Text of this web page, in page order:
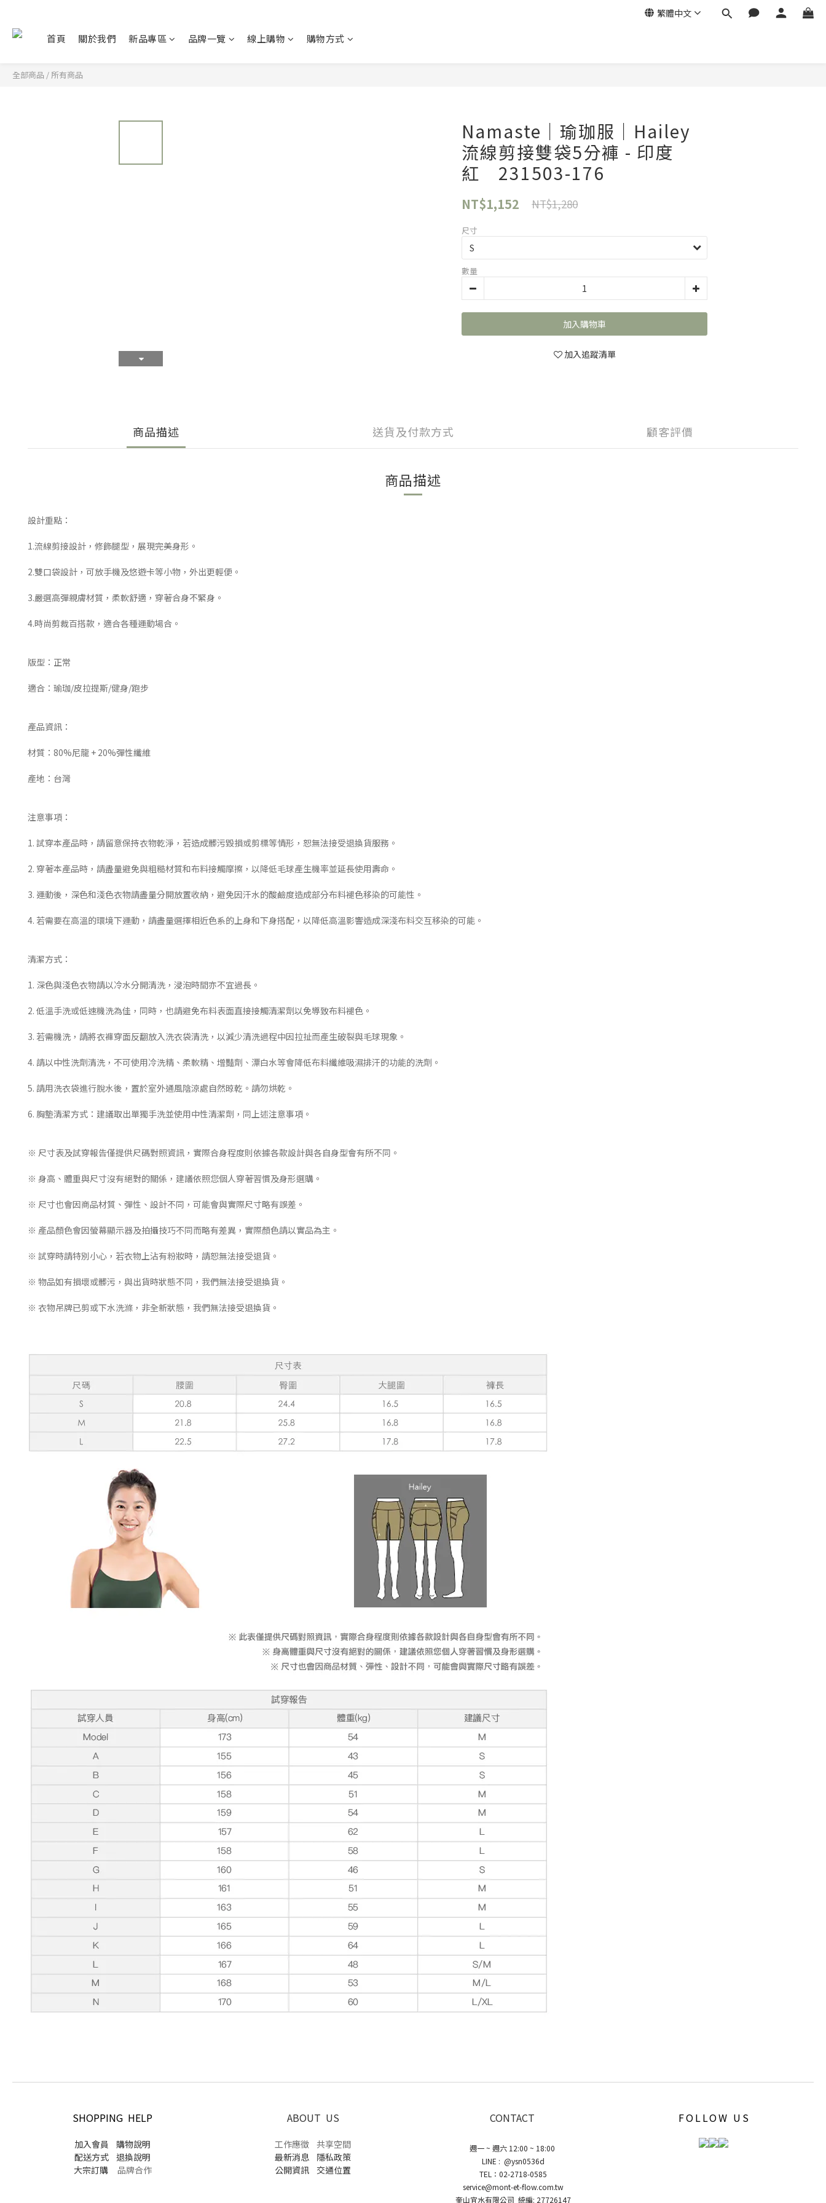
繁體中文
首頁 關於我們 新品專區 品牌一覽 線上購物 購物方式
全部商品 / 所有商品
Namaste｜瑜珈服｜Hailey
流線剪接雙袋5分褲 - 印度
紅 231503-176
NT$1,152 NT$1,280
尺寸
數量
加入購物車
加入追蹤清單
商品描述 送貨及付款方式 顧客評價
商品描述
設計重點：
1.流線剪接設計，修飾腿型，展現完美身形。
2.雙口袋設計，可放手機及悠遊卡等小物，外出更輕便。
3.嚴選高彈親膚材質，柔軟舒適，穿著合身不緊身。
4.時尚剪裁百搭款，適合各種運動場合。
版型：正常
適合：瑜珈/皮拉提斯/健身/跑步
產品資訊：
材質：80%尼龍 + 20%彈性纖維
產地：台灣
注意事項：
1. 試穿本產品時，請留意保持衣物乾淨，若造成髒污毀損或剪標等情形，恕無法接受退換貨服務。
2. 穿著本產品時，請盡量避免與粗糙材質和布料接觸摩擦，以降低毛球產生機率並延長使用壽命。
3. 運動後，深色和淺色衣物請盡量分開放置收納，避免因汗水的酸鹼度造成部分布料褪色移染的可能性。
4. 若需要在高溫的環境下運動，請盡量選擇相近色系的上身和下身搭配，以降低高溫影響造成深淺布料交互移染的可能。
清潔方式：
1. 深色與淺色衣物請以冷水分開清洗，浸泡時間亦不宜過長。
2. 低溫手洗或低速機洗為佳，同時，也請避免布料表面直接接觸清潔劑以免導致布料褪色。
3. 若需機洗，請將衣褲穿面反翻放入洗衣袋清洗，以減少清洗過程中因拉扯而產生破裂與毛球現象。
4. 請以中性洗劑清洗，不可使用冷洗精、柔軟精、增豔劑、漂白水等會降低布料纖維吸濕排汗的功能的洗劑。
5. 請用洗衣袋進行脫水後，置於室外通風陰涼處自然晾乾。請勿烘乾。
6. 胸墊清潔方式：建議取出單獨手洗並使用中性清潔劑，同上述注意事項。
※ 尺寸表及試穿報告僅提供尺碼對照資訊，實際合身程度則依據各款設計與各自身型會有所不同。
※ 身高、體重與尺寸沒有絕對的關係，建議依照您個人穿著習慣及身形選購。
※ 尺寸也會因商品材質、彈性、設計不同，可能會與實際尺寸略有誤差。
※ 產品顏色會因螢幕顯示器及拍攝技巧不同而略有差異，實際顏色請以實品為主。
※ 試穿時請特別小心，若衣物上沾有粉妝時，請恕無法接受退貨。
※ 物品如有損壞或髒污，與出貨時狀態不同，我們無法接受退換貨。
※ 衣物吊牌已剪或下水洗滌，非全新狀態，我們無法接受退換貨。
SHOPPING HELP
加入會員
購物說明
配送方式
退換說明
大宗訂購品牌合作
ABOUT US
工作應徵 共享空間
最新消息
隱私政策
公開資訊
交通位置
CONTACT
週一 ~ 週六 12:00 ~ 18:00
LINE : @ysn0536d
TEL：02-2718-0585
service@mont-et-flow.com.tw
奎山宜水有限公司 統編: 27726147
FOLLOW US